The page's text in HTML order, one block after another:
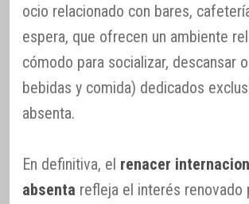
ocio relacionado con bares,
espera, que ofrecen un ambiente
cómodo para socializar, descansar
bebidas y comida) dedicados
absenta.
En definitiva, el renacer
absenta refleja el interés renovado